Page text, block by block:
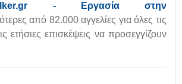
- Εργασία στην
από 82.000 αγγελίες για όλες τις
ετήσιες επισκέψεις να προσεγγίζουν